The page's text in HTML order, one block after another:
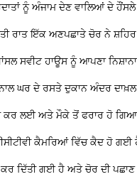
ਨੂੰ ਅੰਜਾਮ ਦੇਣ ਵਾਲਿਆਂ ਦੇ
ਰਾਤ ਇੱਕ ਅਣਪਛਾਤੇ ਚੋਰ ਨੇ ਸ਼ਹਿਰ
ਸਵੀਟ ਹਾਊਸ ਨੂੰ ਆਪਣਾ
ਘਰ ਦੇ ਰਸਤੇ ਦੁਕਾਨ ਅੰਦਰ
ਕਰ ਲਈ ਅਤੇ ਮੌਕੇ ਤੋਂ ਫਰਾਰ ਹੋ
ਕੈਮਰਿਆਂ ਵਿੱਚ ਕੈਦ ਹੋ ਗਈ
ਦਿੱਤੀ ਗਈ ਹੈ ਅਤੇ ਚੋਰ ਦੀ